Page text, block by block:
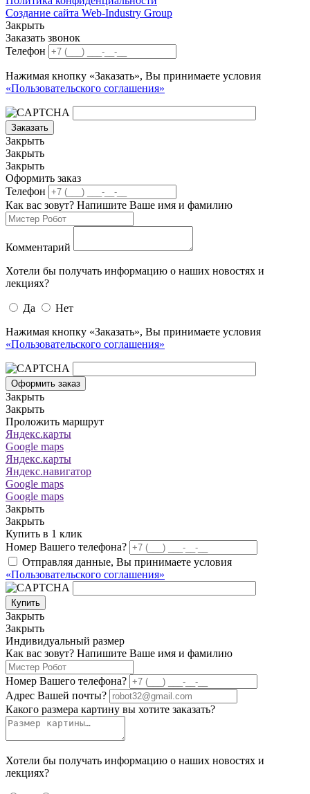
Создание сайта Web-Industry Group
Закрыть
Заказать звонок
Телефон
Нажимая кнопку «Заказать», Вы принимаете условия
«Пользовательского соглашения»
Заказать
Закрыть
Закрыть
Закрыть
Оформить заказ
Телефон
Как вас зовут? Напишите Ваше имя и фамилию
Комментарий
Хотели бы получать информацию о наших новостях и
лекциях?
Да
Нет
Нажимая кнопку «Заказать», Вы принимаете условия
«Пользовательского соглашения»
Оформить заказ
Закрыть
Закрыть
Проложить маршрут
Яндекс.карты
Google maps
Яндекс.карты
Яндекс.навигатор
Google maps
Google maps
Закрыть
Закрыть
Купить в 1 клик
Номер Вашего телефона?
Отправляя данные, Вы принимаете условия
«Пользовательского соглашения»
Купить
Закрыть
Закрыть
Индивидуальный размер
Как вас зовут? Напишите Ваше имя и фамилию
Номер Вашего телефона?
Адрес Вашей почты?
Какого размера картину вы хотите заказать?
Хотели бы получать информацию о наших новостях и
лекциях?